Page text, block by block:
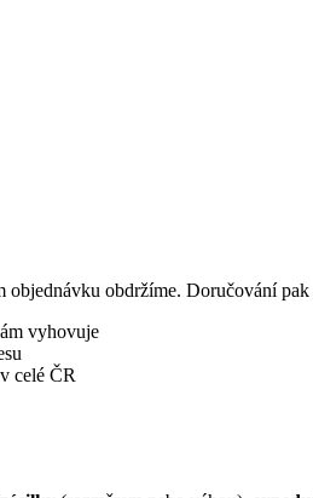
objednávku obdržíme. Doručování
vyhovuje
celé ČR